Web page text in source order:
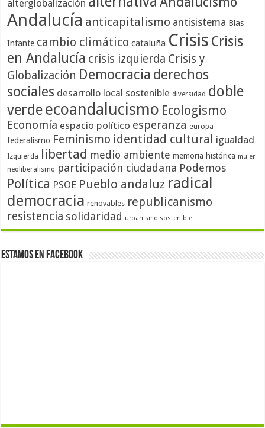
alterglobalización
Andalucía anticapitalismo antisistema Blas
Infante cambio climático cataluña Crisis Crisis
en Andalucía crisis izquierda Crisis y
Globalización Democracia derechos
sociales desarrollo local sostenible diversidad doble
verdeecoandalucismo Ecologismo
Economía espacio político esperanza europa
federalismo Feminismo identidad cultural igualdad
Izquierda libertad medio ambiente memoria histórica mujer
neoliberalismo participación ciudadana Podemos
Política PSOE Pueblo andaluz radical
democracia renovables republicanismo
resistencia solidaridad urbanismo sostenible
Estamos en Facebook